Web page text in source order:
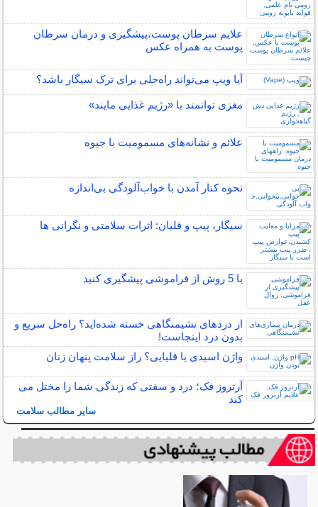
علایم سرطان پوست،پیشگیری و درمان سرطان
پوست به همراه عکس
آیا ویپ می‌تواند راه‌حلی برای ترک سیگار باشد؟
مغزی توانمند با «رژیم غذایی مایند»
علائم و نشانه‌های مسمومیت با جیوه
نحوه کنار آمدن با خواب‌آلودگی بی‌اندازه
سیگار، پیپ و قلیان: اثرات سلامتی و نگرانی ها
با 5 روش از فراموشی پیشگیری کنید
از دردهای نشیمنگاهی خسته شده‌اید؟ راه‌حل سریع و
بدون درد اینجاست!
واژن اسیدی یا قلیایی؟ راز سلامت پنهان زنان
آرتروز فک؛ درد و سفتی که زندگی شما را مختل می
کند
سایر مطالب سلامت